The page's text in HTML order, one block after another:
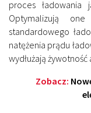
proces ładowania
Optymalizują
standardowego
natężenia prądu
wydłużają
Zobacz: